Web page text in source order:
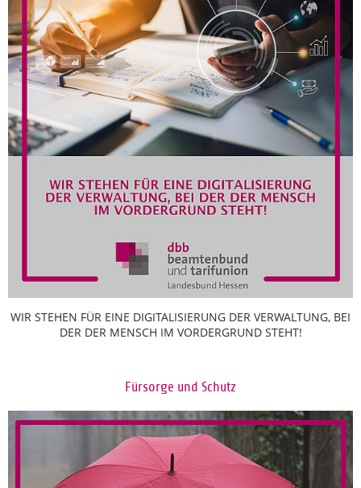
WIR STEHEN FÜR EINE DIGITALISIERUNG DER VERWALTUNG, BEI
DER DER MENSCH IM VORDERGRUND STEHT!
Fürsorge und Schutz